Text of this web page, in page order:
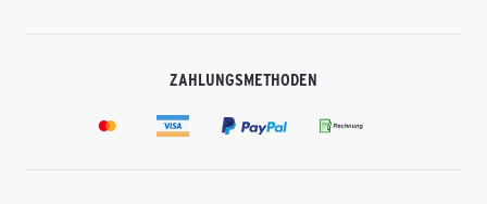
ZAHLUNGSMETHODEN